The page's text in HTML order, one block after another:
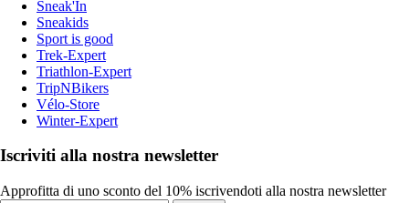
Sneak'In
Sneakids
Sport is good
Trek-Expert
Triathlon-Expert
TripNBikers
Vélo-Store
Winter-Expert
Iscriviti alla nostra newsletter
Approfitta di uno sconto del 10% iscrivendoti alla nostra newsletter